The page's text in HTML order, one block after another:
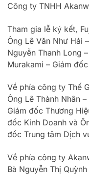
Công ty TNHH
Tham gia lễ ký kết,
Ông Lê Văn Như Hải
Nguyễn Thanh Long
Murakami – Giám
Về phía công ty Thế
Ông Lê Thành Nhân
Giám đốc Thương
đốc Kinh Doanh và
đốc Trung tâm Dịch
Về phía công ty
Bà Nguyễn Thị